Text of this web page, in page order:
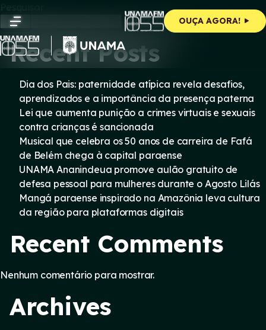
content
OUÇA AGORA!
Pesquisar
Pesquisar
Recent Posts
Dia dos Pais: paternidade atípica revela desafios,
aprendizados e a importância da presença paterna
Lei que aumenta punição a crimes virtuais e sexuais
contra crianças é sancionada
Musical que celebra os 50 anos de carreira de Fafá
de Belém chega à capital paraense
UNAMA Ananindeua promove aulão gratuito de
defesa pessoal para mulheres durante o Agosto Lilás
Mangá paraense inspirado na Amazônia leva cultura
da região para plataformas digitais
Recent Comments
Nenhum comentário para mostrar.
Archives